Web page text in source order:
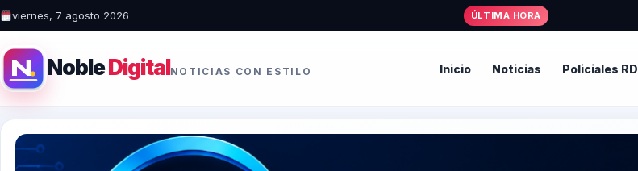
viernes, 7 agosto 2026 ÚLTIMA HORA
NobleDigitalNOTICIAS CON ESTILO Inicio Noticias Policiales RD